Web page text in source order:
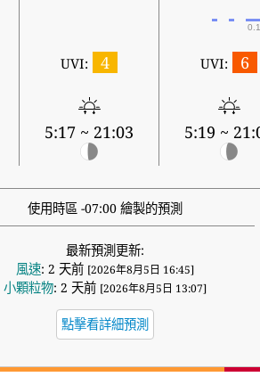
0.1
UVI: 4
5:17 ~ 21:03
UVI: 6
5:19 ~
使用時區 -07:00 繪製的預測
最新預測更新:
風速: 2 天前 [2026年8月5日 16:45]
小顆粒物: 2 天前 [2026年8月5日 13:07]
點擊看詳細預測